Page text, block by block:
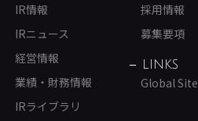
IR情報
IRニュース
経営情報
業績・財務情報
IRライブラリ
採用情報
募集要項
LINKS
Global Site